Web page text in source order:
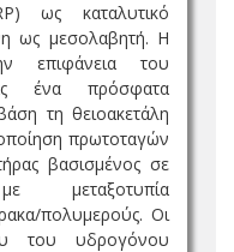
ως καταλυτικό
ως μεσολαβητή. Η
επιφάνεια του
ένα πρόσφατα
τη θειοακετάλη
πρωτοταγών
βασισμένος σε
μεταξοτυπία
πολυμερούς. Οι
του υδρογόνου